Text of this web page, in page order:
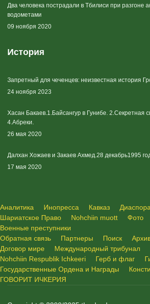
Два человека пострадали в Тбилиси при разгоне
водометами
09 ноября 2020
История
Запретный для чеченцев: неизвестная история
24 ноября 2023
Хасан Бакаев.1.Байсангур в Гунибе. 2.Секретная
4.Абреки.
26 мая 2020
Далхан Хожаев и Закаев Ахмед.28 декабрь1995
17 мая 2020
Аналитика Инопресса Кавказ Диаспора
Шариатское Право
Nohchiin muott Фото
Военные преступники
Обратная связь
Партнеры Поиск
Договор мире
Международный трибунал
Nohchiin Respublik Ichkeeri
Герб и флаг
Государственные Ордена и Награды
ГОВОРИТ ИЧКЕРИЯ